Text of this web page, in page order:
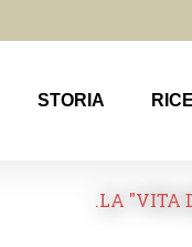
STORIA
.LA "VITA